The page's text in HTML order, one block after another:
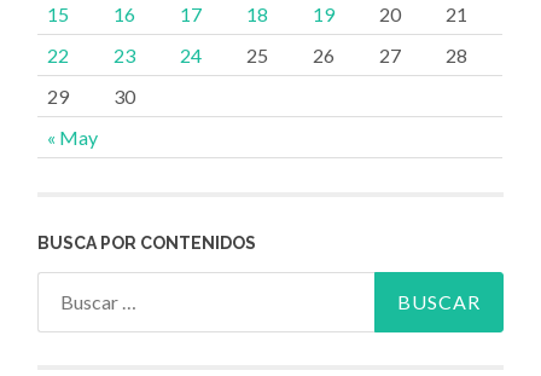
« May
15
16 17 18 19 20
21
22
23 24 25 26 27
28
29
30
BUSCA POR CONTENIDOS